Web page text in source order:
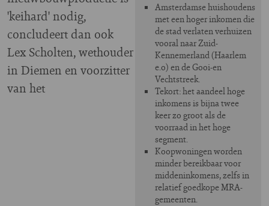
Amsterdamse huishoudens
met een hoger inkomen die
de stad verlaten verhuizen
vooral naar Zuid-
Kennemerland (Haarlem
e.o) en de Gooi-en
Vechtstreek.
Tekort: het aandeel hoge
inkomens is bijna twee
keer zo groot als de
voorraad in het hoge
segment.
Koopwoningen worden
minder bereikbaar voor
middeninkomens, zelfs in
relatief goedkope MRA-
gemeenten.
'keihard' nodig,
concludeert dan ook
Lex Scholten, wethouder
in Diemen en voorzitter
van het